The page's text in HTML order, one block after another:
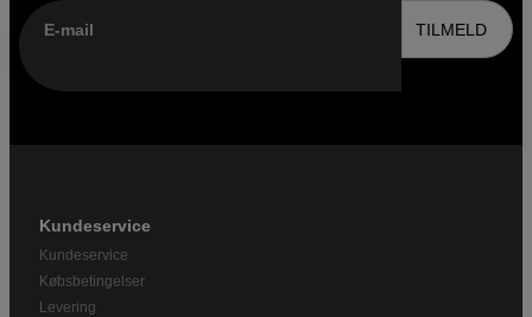
E-mail TILMELD
Kundeservice
Kundeservice
Købsbetingelser
Levering